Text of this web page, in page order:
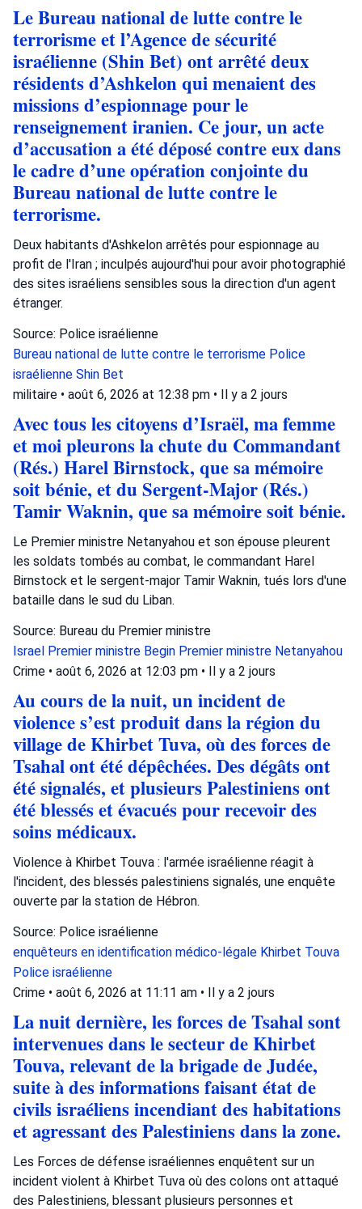
Le Bureau national de lutte contre le
terrorisme et l’Agence de sécurité
israélienne (Shin Bet) ont arrêté deux
résidents d’Ashkelon qui menaient des
missions d’espionnage pour le
renseignement iranien. Ce jour, un acte
d’accusation a été déposé contre eux dans
le cadre d’une opération conjointe du
Bureau national de lutte contre le
terrorisme.
Deux habitants d'Ashkelon arrêtés pour espionnage au
profit de l'Iran ; inculpés aujourd'hui pour avoir photographié
des sites israéliens sensibles sous la direction d'un agent
étranger.
Source: Police israélienne
Bureau national de lutte contre le terrorisme Police
israélienne Shin Bet
militaire • août 6, 2026 at 12:38 pm • Il y a 2 jours
Avec tous les citoyens d’Israël, ma femme
et moi pleurons la chute du Commandant
(Rés.) Harel Birnstock, que sa mémoire
soit bénie, et du Sergent-Major (Rés.)
Tamir Waknin, que sa mémoire soit bénie.
Le Premier ministre Netanyahou et son épouse pleurent
les soldats tombés au combat, le commandant Harel
Birnstock et le sergent-major Tamir Waknin, tués lors d'une
bataille dans le sud du Liban.
Source: Bureau du Premier ministre
Israel Premier ministre Begin Premier ministre Netanyahou
Crime • août 6, 2026 at 12:03 pm • Il y a 2 jours
Au cours de la nuit, un incident de
violence s’est produit dans la région du
village de Khirbet Tuva, où des forces de
Tsahal ont été dépêchées. Des dégâts ont
été signalés, et plusieurs Palestiniens ont
été blessés et évacués pour recevoir des
soins médicaux.
Violence à Khirbet Touva : l'armée israélienne réagit à
l'incident, des blessés palestiniens signalés, une enquête
ouverte par la station de Hébron.
Source: Police israélienne
enquêteurs en identification médico-légale Khirbet Touva
Police israélienne
Crime • août 6, 2026 at 11:11 am • Il y a 2 jours
La nuit dernière, les forces de Tsahal sont
intervenues dans le secteur de Khirbet
Touva, relevant de la brigade de Judée,
suite à des informations faisant état de
civils israéliens incendiant des habitations
et agressant des Palestiniens dans la zone.
Les Forces de défense israéliennes enquêtent sur un
incident violent à Khirbet Tuva où des colons ont attaqué
des Palestiniens, blessant plusieurs personnes et